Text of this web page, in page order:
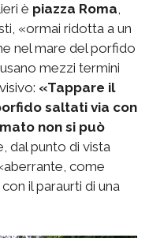
è piazza Roma,
«ormai ridotta a un
nel mare del porfido
mezzi termini
«Tappare il
saltati via con
non si può
dal punto di vista
come
il paraurti di una